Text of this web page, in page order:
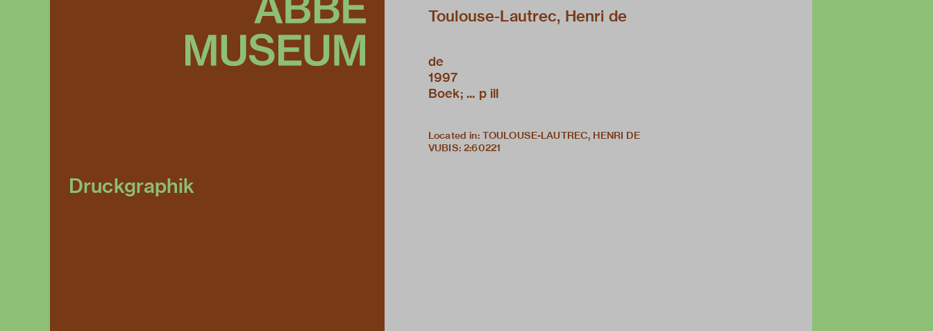
Druckgraphik
Toulouse-Lautrec, Henri de
de
1997
Boek; ... p ill
Located in: TOULOUSE-LAUTREC, HENRI DE
VUBIS: 2:60221